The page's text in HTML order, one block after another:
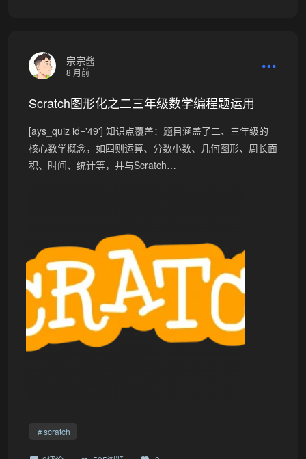
宗宗酱
8 月前
Scratch图形化之二三年级数学编程题运用
[ays_quiz id='49'] 知识点覆盖：题目涵盖了二、三年级的
核心数学概念，如四则运算、分数小数、几何图形、周长面
积、时间、统计等，并与Scratch…
scratch